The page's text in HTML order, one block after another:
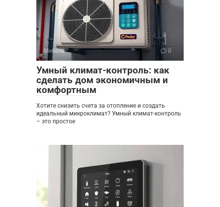
Мебель 0
Умный климат-контроль: как
сделать дом экономичным и
комфортным
Хотите снизить счета за отопление и создать
идеальный микроклимат? Умный климат-контроль
– это простое